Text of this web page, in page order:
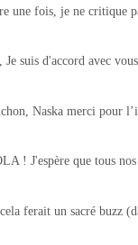
une fois, je ne critique
Je suis d'accord avec
Naska merci pour
! J'espère que tous
ferait un sacré buzz